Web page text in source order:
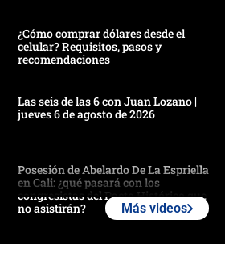
¿Cómo comprar dólares desde el
celular? Requisitos, pasos y
recomendaciones
Las seis de las 6 con Juan Lozano |
jueves 6 de agosto de 2026
Posesión de Abelardo De La Espriella
en Cali: ¿qué pasará con los
congresistas del Pacto Histórico que
no asistirán?
Más videos